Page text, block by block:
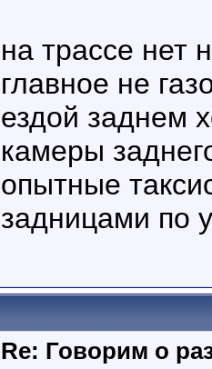
на трассе нет
главное не
ездой заднем
камеры
опытные
задницами по
Re: Говорим о